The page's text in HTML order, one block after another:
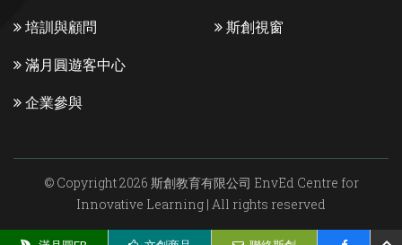
培訓與顧問
滿月圓遊客中心
企業參與
斯創視窗
© Copyright 2026 斯創教育有限公司 EnvEd Centre for
Innovative Learning | All rights reserved
隱私權政策 使用條款